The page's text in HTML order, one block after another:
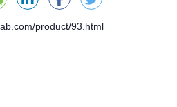
product/93.html